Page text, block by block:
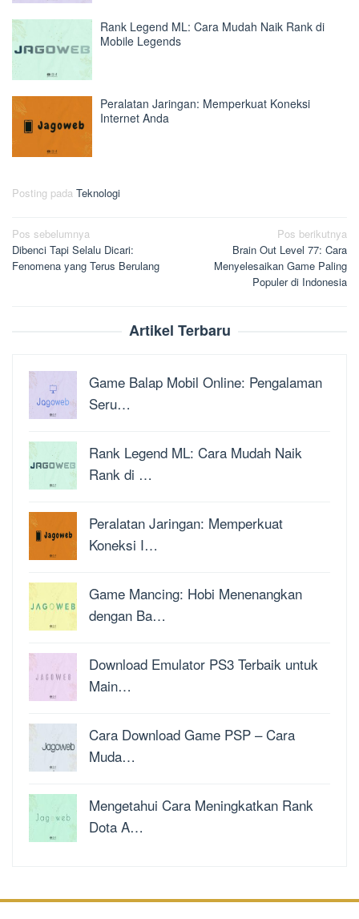
Rank Legend ML: Cara Mudah Naik Rank di
Mobile Legends
Peralatan Jaringan: Memperkuat Koneksi
Internet Anda
Posting pada Teknologi
Navigasi
pos
Pos sebelumnya
Dibenci Tapi Selalu Dicari:
Fenomena yang Terus Berulang
Pos berikutnya
Brain Out Level 77: Cara
Menyelesaikan Game Paling
Populer di Indonesia
Artikel Terbaru
Game Balap Mobil Online: Pengalaman
Seru…
Rank Legend ML: Cara Mudah Naik
Rank di …
Peralatan Jaringan: Memperkuat
Koneksi I…
Game Mancing: Hobi Menenangkan
dengan Ba…
Download Emulator PS3 Terbaik untuk
Main…
Cara Download Game PSP – Cara
Muda…
Mengetahui Cara Meningkatkan Rank
Dota A…